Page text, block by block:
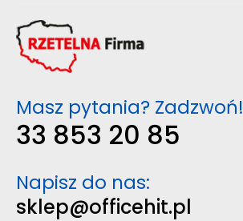
Masz pytania? Zadzwoń!
33 853 20 85
Napisz do nas:
sklep@officehit.pl